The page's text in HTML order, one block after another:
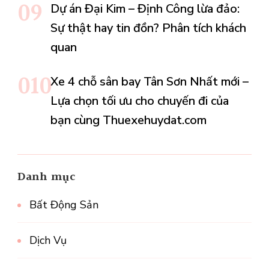
Dự án Đại Kim – Định Công lừa đảo:
Sự thật hay tin đồn? Phân tích khách
quan
Xe 4 chỗ sân bay Tân Sơn Nhất mới –
Lựa chọn tối ưu cho chuyến đi của
bạn cùng Thuexehuydat.com
Danh mục
Bất Động Sản
Dịch Vụ